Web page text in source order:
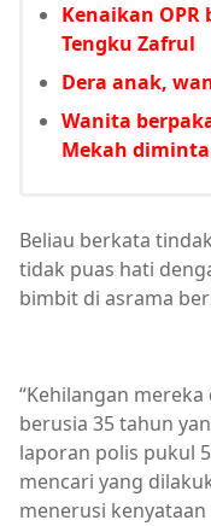
Kenaikan
Tengku Zafrul
Dera anak,
Wanita
Mekah
Beliau berkata
tidak puas hati
bimbit di asrama
“Kehilangan
berusia 35 tahun
laporan polis pukul
mencari yang
menerusi